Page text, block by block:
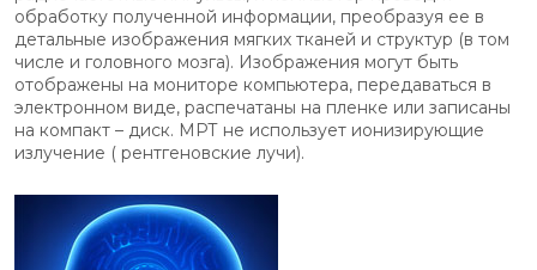
обработку полученной информации, преобразуя ее в
детальные изображения мягких тканей и структур (в том
числе и головного мозга). Изображения могут быть
отображены на мониторе компьютера, передаваться в
электронном виде, распечатаны на пленке или записаны
на компакт – диск. МРТ не использует ионизирующие
излучение ( рентгеновские лучи).